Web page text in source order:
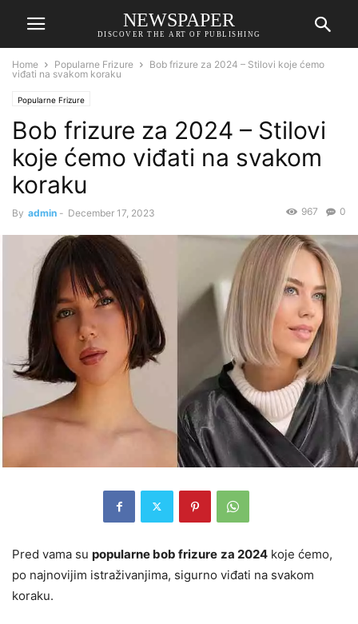
NEWSPAPER
DISCOVER THE ART OF PUBLISHING
Home Popularne Frizure
Bob frizure za 2024 – Stilovi koje ćemo
viđati na svakom koraku
Popularne Frizure
Bob frizure za 2024 – Stilovi
koje ćemo viđati na svakom
koraku
By admin - December 17, 2023 0
967
Pred vama su popularne bob frizure za 2024 koje ćemo,
po najnovijim istraživanjima, sigurno viđati na svakom
koraku.